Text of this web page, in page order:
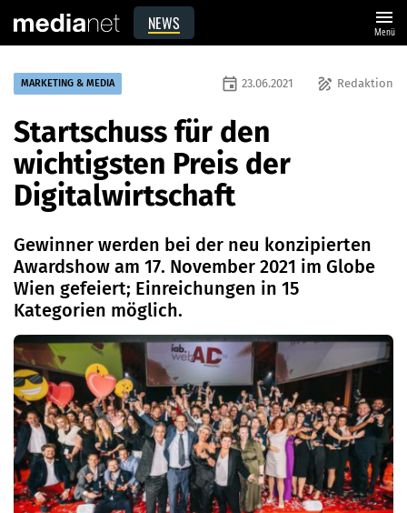
NEWS menu
Menü
MARKETING & MEDIA draw Redaktion
event 23.06.2021
Startschuss für den
wichtigsten Preis der
Digitalwirtschaft
Gewinner werden bei der neu konzipierten
Awardshow am 17. November 2021 im Globe
Wien gefeiert; Einreichungen in 15
Kategorien möglich.